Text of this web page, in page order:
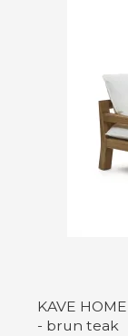
KAVE
- brun teak